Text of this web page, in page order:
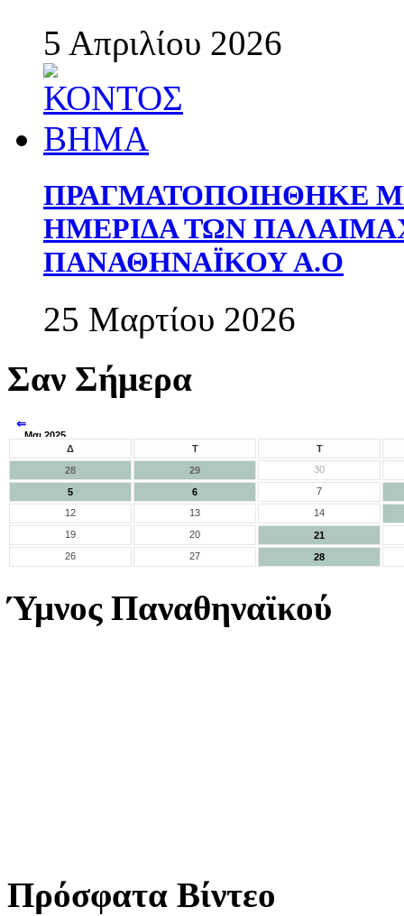
5 Απριλίου 2026
ΠΡΑΓΜΑΤΟΠΟΙΗΘΗΚΕ
ΗΜΕΡΙΔΑ ΤΩΝ
ΠΑΝΑΘΗΝΑΪΚΟΥ Α.Ο
25 Μαρτίου 2026
Σαν Σήμερα
⇐
Μαι 2025
Δ Τ
Τ
28
29 30
5 6
7
12
13
14
19
20
21
26
27 28
Ύμνος Παναθηναϊκού
Πρόσφατα Βίντεο